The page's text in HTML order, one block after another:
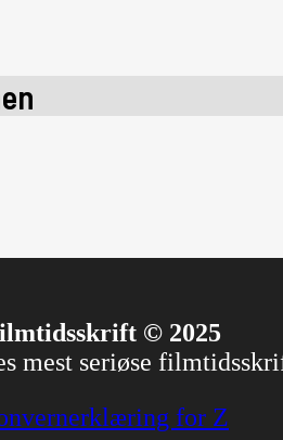
© 2025
mest seriøse
for Z